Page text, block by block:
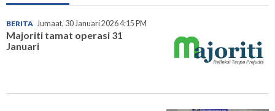
BERITA Jumaat, 30 Januari 2026 4:15 PM
Majoriti tamat operasi 31
Januari